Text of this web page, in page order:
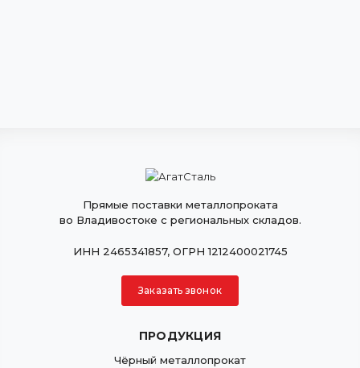
Прямые поставки металлопроката
во Владивостоке с региональных складов.
ИНН 2465341857, ОГРН 1212400021745
Заказать звонок
ПРОДУКЦИЯ
Чёрный металлопрокат